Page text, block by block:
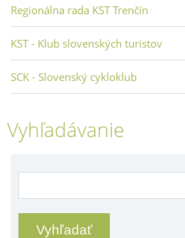
Regionálna rada KST Trenčín
KST - Klub slovenských turistov
SCK - Slovenský cykloklub
Vyhľadávanie